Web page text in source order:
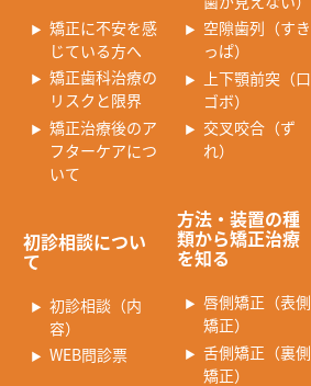
矯正に不安を感
じている方へ
矯正歯科治療の
リスクと限界
矯正治療後のア
フターケアにつ
いて
初診相談につい
て
初診相談（内
容）
WEB問診票
空隙歯列（すき
っぱ）
上下顎前突（口
ゴボ）
交叉咬合（ず
れ）
方法・装置の種
類から矯正治療
を知る
唇側矯正（表側
矯正）
舌側矯正（裏側
矯正）